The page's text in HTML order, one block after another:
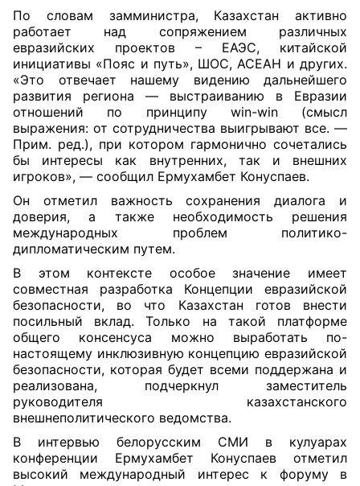
По словам замминистра, Казахстан активно
работает над сопряжением различных
евразийских проектов – ЕАЭС, китайской
инициативы «Пояс и путь», ШОС, АСЕАН и других.
«Это отвечает нашему видению дальнейшего
развития региона — выстраиванию в Евразии
отношений по принципу win-win (смысл
выражения: от сотрудничества выигрывают все. —
Прим. ред.), при котором гармонично сочетались
бы интересы как внутренних, так и внешних
игроков», — сообщил Ермухамбет Конуспаев.
Он отметил важность сохранения диалога и
доверия, а также необходимость решения
международных проблем политико-
дипломатическим путем.
В этом контексте особое значение имеет
совместная разработка Концепции евразийской
безопасности, во что Казахстан готов внести
посильный вклад. Только на такой платформе
общего консенсуса можно выработать по-
настоящему инклюзивную концепцию евразийской
безопасности, которая будет всеми поддержана и
реализована, подчеркнул заместитель
руководителя казахстанского
внешнеполитического ведомства.
В интервью белорусским СМИ в кулуарах
конференции Ермухамбет Конуспаев отметил
высокий международный интерес к форуму в